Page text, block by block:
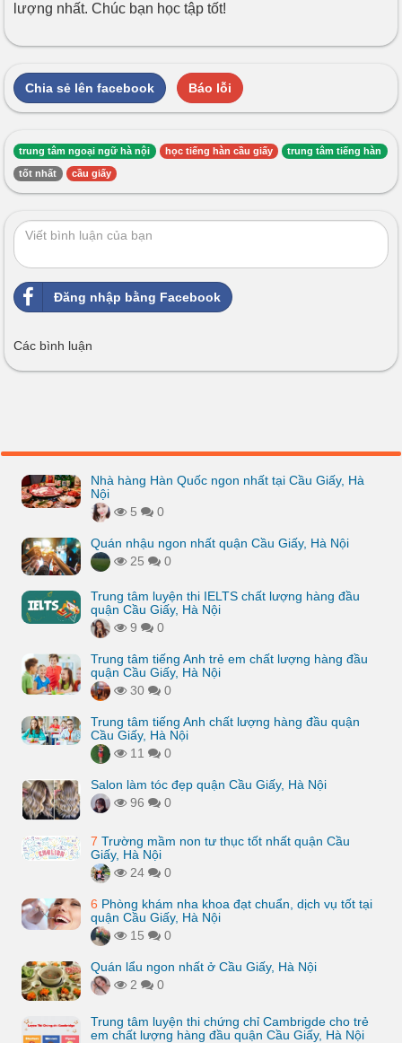
lượng nhất. Chúc bạn học tập tốt!
Chia sẻ lên facebook Báo lỗi
trung tâm ngoại ngữ hà nội học tiếng hàn cầu giấy trung tâm tiếng hàn
tốt nhất cầu giấy
Đăng nhập bằng Facebook
Các bình luận
Nhà hàng Hàn Quốc ngon nhất tại Cầu Giấy, Hà
Nội
5
0
Quán nhậu ngon nhất quận Cầu Giấy, Hà Nội
25
0
Trung tâm luyện thi IELTS chất lượng hàng đầu
quận Cầu Giấy, Hà Nội
9
0
Trung tâm tiếng Anh trẻ em chất lượng hàng đầu
quận Cầu Giấy, Hà Nội
30
0
Trung tâm tiếng Anh chất lượng hàng đầu quận
Cầu Giấy, Hà Nội
11
0
Salon làm tóc đẹp quận Cầu Giấy, Hà Nội
96
0
7 Trường mầm non tư thục tốt nhất quận Cầu
Giấy, Hà Nội
24
0
6 Phòng khám nha khoa đạt chuẩn, dịch vụ tốt tại
quận Cầu Giấy, Hà Nội
15
0
Quán lẩu ngon nhất ở Cầu Giấy, Hà Nội
2
0
Trung tâm luyện thi chứng chỉ Cambrigde cho trẻ
em chất lượng hàng đầu quận Cầu Giấy, Hà Nội